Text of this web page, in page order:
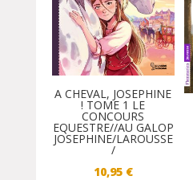
A CHEVAL, JOSEPHINE
! TOME 1 LE
CONCOURS
EQUESTRE//AU GALOP
JOSEPHINE/LAROUSSE
/
10,95 €